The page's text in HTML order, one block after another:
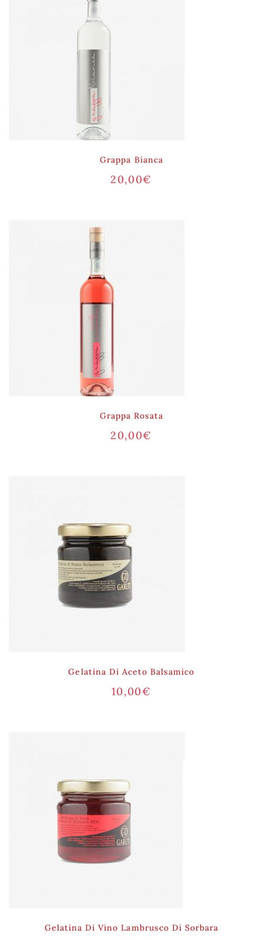
Grappa Bianca
20,00€
Grappa Rosata
20,00€
Gelatina Di Aceto Balsamico
10,00€
Gelatina Di Vino Lambrusco Di Sorbara